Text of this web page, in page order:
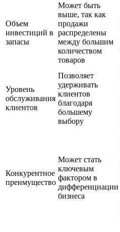
Объем
инвестиций в
запасы
Может быть
выше, так как
продажи
распределены
между большим
количеством
товаров
Уровень
обслуживания
клиентов
Позволяет
удерживать
клиентов
благодаря
большему
выбору
Конкурентное
преимущество
Может стать
ключевым
фактором в
дифференциации
бизнеса